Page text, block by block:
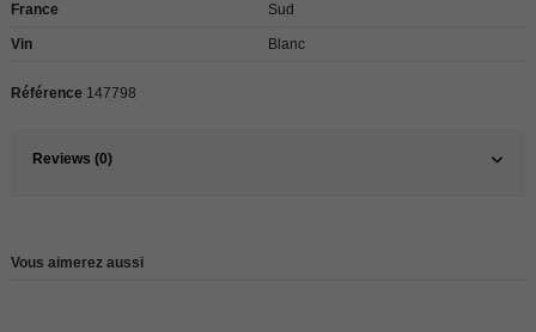
France Sud
Vin Blanc
Référence 147798
Reviews (0)
Vous aimerez aussi